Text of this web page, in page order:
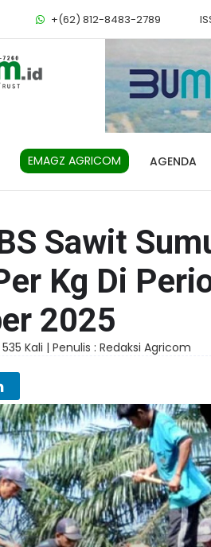
+(62) 812-8483-2789
EMAGZ AGRICOM AGENDA
Sawit
Kg Di
2025
Kali | Penulis : Redaksi Agricom